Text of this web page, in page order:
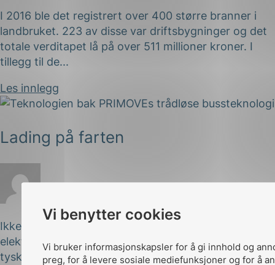
Vi benytter cookies
Vi bruker informasjonskapsler for å gi innhold og
preg, for å levere sosiale mediefunksjoner og for å
I 2016 ble det registrert over 400 større branner i
landbruket. 223 av disse var driftsbygninger og det
totale verditapet lå på over 511 millioner kroner. I
tillegg til de...
Les innlegg
Lading på farten
Ikke vanlige busserBussene er trådløst ladede
elektriske kjøretøy (EK) som opererer på ruter i de
tyske byene Berlin, Braunschweig og Mannheim, så